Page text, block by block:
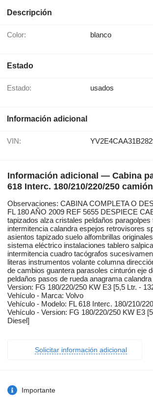
Descripción
Color: blanco
Estado
Estado: usados
Información adicional
VIN:
Información adicional — Cabina
618 Interc. 180/210/220/250 camión
Observaciones: CABINA COMPLETA O
FL 180 AÑO 2009 REF 5655 DESPIECE
tapizados alza cristales peldaños paragolpes
intermitencia calandra espejos retrovisores
asientos tapizado suelo alfombrillas
sistema eléctrico instalaciones tablero
intermitencia cuadro tacógrafos
literas instrumentos volante columna
de cambios guantera parasoles cinturón eje
peldaños pasos de rueda anagrama
Version: FG 180/220/250 KW E3 [5,5 Ltr. -
Vehículo - Marca: Volvo
Vehículo - Modelo: FL 618 Interc. 180/210/
Vehículo - Version: FG 180/220/250 KW E3
Diesel]
Solicitar información adicional
Importante